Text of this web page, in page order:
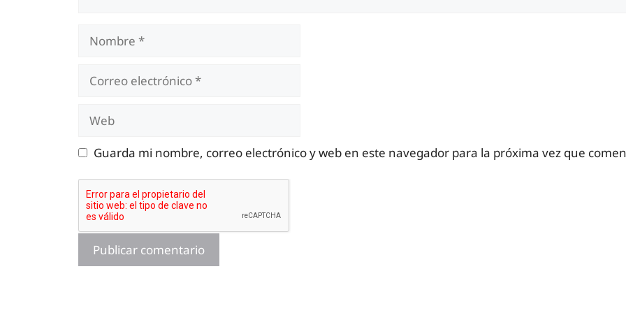
Nombre
Correo
electrónico
Guarda mi nombre, correo electrónico y web en este navegador para la próxima vez que